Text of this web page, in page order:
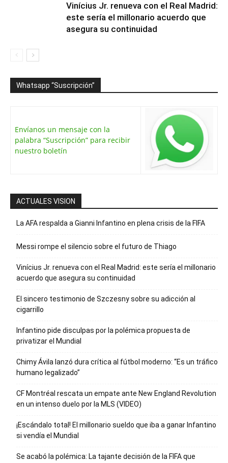
Vinícius Jr. renueva con el Real Madrid:
este sería el millonario acuerdo que
asegura su continuidad
Whatsapp “Suscripción”
Envíanos un mensaje con la
palabra “Suscripción” para recibir
nuestro boletín
ACTUALES VISION
La AFA respalda a Gianni Infantino en plena crisis de la FIFA
Messi rompe el silencio sobre el futuro de Thiago
Vinícius Jr. renueva con el Real Madrid: este sería el millonario
acuerdo que asegura su continuidad
El sincero testimonio de Szczesny sobre su adicción al
cigarrillo
Infantino pide disculpas por la polémica propuesta de
privatizar el Mundial
Chimy Ávila lanzó dura crítica al fútbol moderno: “Es un tráfico
humano legalizado”
CF Montréal rescata un empate ante New England Revolution
en un intenso duelo por la MLS (VIDEO)
¡Escándalo total! El millonario sueldo que iba a ganar Infantino
si vendía el Mundial
Se acabó la polémica: La tajante decisión de la FIFA que